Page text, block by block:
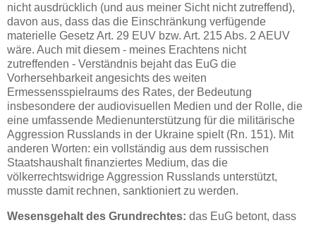
nicht ausdrücklich (und aus meiner Sicht nicht zutreffend),
davon aus, dass das die Einschränkung verfügende
materielle Gesetz Art. 29 EUV bzw. Art. 215 Abs. 2 AEUV
wäre. Auch mit diesem - meines Erachtens nicht
zutreffenden - Verständnis bejaht das EuG die
Vorhersehbarkeit angesichts des weiten
Ermessensspielraums des Rates, der Bedeutung
insbesondere der audiovisuellen Medien und der Rolle, die
eine umfassende Medienunterstützung für die militärische
Aggression Russlands in der Ukraine spielt (Rn. 151). Mit
anderen Worten: ein vollständig aus dem russischen
Staatshaushalt finanziertes Medium, das die
völkerrechtswidrige Aggression Russlands unterstützt,
musste damit rechnen, sanktioniert zu werden.
Wesensgehalt des Grundrechtes: das EuG betont, dass